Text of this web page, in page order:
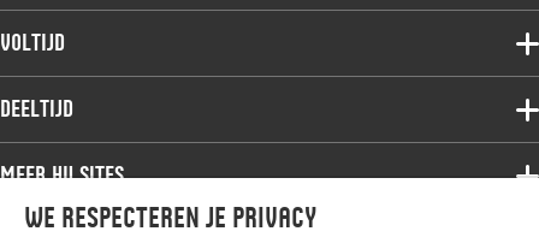
We respecteren je privacy
Voltijdopleidingen
Deeltijdopleidingen
Onderzoek
Werken bij de HU
Voltijd
Associate degree
Bachelor
Master
Studiekeuze voltijd
Deeltijd
Associate degree
Bachelor
Meer HU sites
HU International